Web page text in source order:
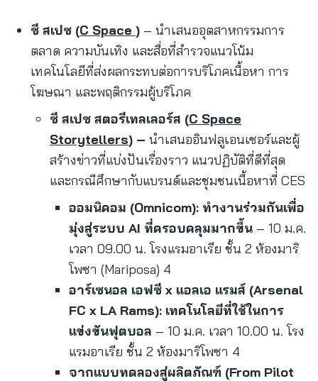
ซี สเปซ (C Space ) – นำเสนออุตสาหกรรมการ
ตลาด ความบันเทิง และสื่อที่สำรวจแนวโน้ม
เทคโนโลยีที่ส่งผลกระทบต่อการบริโภคเนื้อหา การ
โฆษณา และพฤติกรรมผู้บริโภค
ซี สเปซ สตอรีเทลเลอร์ส (C Space
Storytellers) – นำเสนออินฟลูเอนเซอร์และผู้
สร้างข่าวที่แบ่งปันเรื่องราว แนวปฏิบัติที่ดีที่สุด
และกรณีศึกษากับแบรนด์และชุมชนเนื้อหาที่ CES
ออมนิคอม (Omnicom): ทำงานร่วมกันเพื่อ
มุ่งสู่ระบบ AI ที่ครอบคลุมมากขึ้น – 10 ม.ค.
เวลา 09.00 น. โรงแรมอาเรีย ชั้น 2 ห้องมาริ
โพซา (Mariposa) 4
อาร์เซนอล เอฟซี x แอลเอ แรมส์ (Arsenal
FC x LA Rams): เทคโนโลยีที่ใช้ในการ
แข่งขันฟุตบอล – 10 ม.ค. เวลา 10.00 น. โรง
แรมอาเรีย ชั้น 2 ห้องมาริโพซา 4
จากแบบทดลองสู่ผลิตภัณฑ์ (From Pilot